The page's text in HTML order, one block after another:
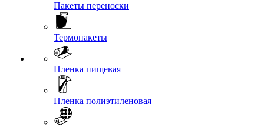
Пакеты переноски
Термопакеты
Пленка пищевая
Пленка полиэтиленовая